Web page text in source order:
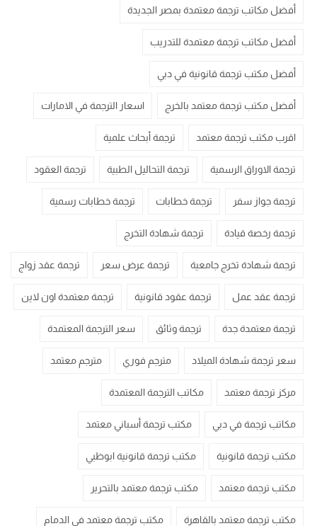
أفضل مكاتب ترجمة معتمدة بمصر الجديدة
أفضل مكاتب ترجمة معتمدة للتدريب
أفضل مكتب ترجمة قانونية في دبي
أفضل مكتب ترجمة معتمد بالخرج اسعار الترجمة في الامارات
اقرب مكتب ترجمة معتمد ترجمة أبحاث علمية
ترجمة الاوراق الرسمية ترجمة التحاليل الطبية ترجمة العقود
ترجمة جواز سفر ترجمة خطابات ترجمة خطابات رسمية
ترجمة رخصة قيادة ترجمة شهادة التخرج
ترجمة شهادة تخرج جامعية ترجمة عرض سعر ترجمة عقد زواج
ترجمة عقد عمل ترجمة عقود قانونية ترجمة معتمدة اون لاين
ترجمة معتمدة جدة ترجمة وثائق سعر الترجمة المعتمدة
سعر ترجمة شهادة الميلاد مترجم فوري مترجم معتمد
مركز ترجمة معتمد مكاتب الترجمة المعتمدة
مكاتب ترجمة في دبي مكتب ترجمة أسباني معتمد
مكتب ترجمة قانونية مكتب ترجمة قانونية ابوظبي
مكتب ترجمة معتمد مكتب ترجمة معتمد بالتحرير
مكتب ترجمة معتمد بالقاهرة مكتب ترجمة معتمد في الدمام